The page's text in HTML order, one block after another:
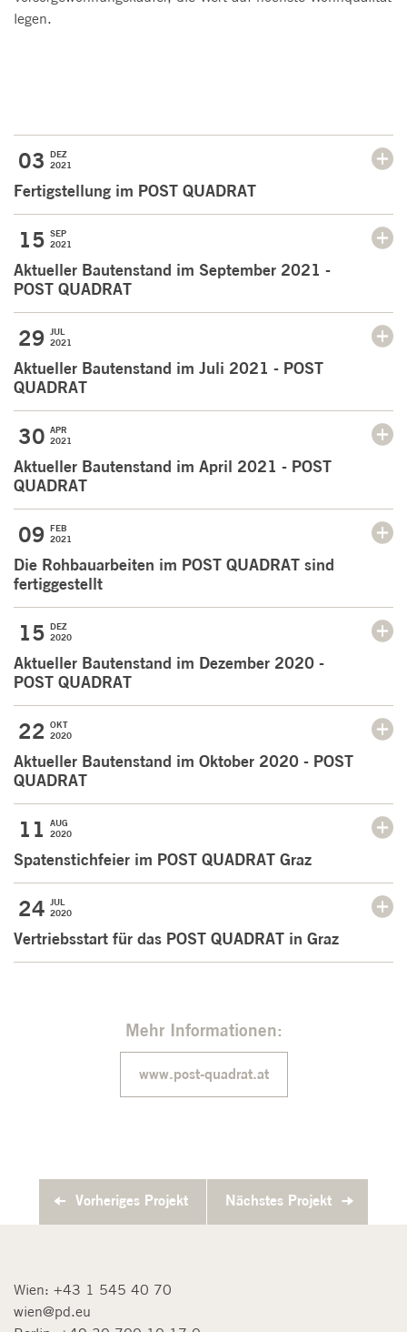
legen.
03 DEZ
2021
Fertigstellung im POST QUADRAT
15 SEP
2021
Aktueller Bautenstand im September 2021 -
POST QUADRAT
29 JUL
2021
Aktueller Bautenstand im Juli 2021 - POST
QUADRAT
30 APR
2021
Aktueller Bautenstand im April 2021 - POST
QUADRAT
09 FEB
2021
Die Rohbauarbeiten im POST QUADRAT sind
fertiggestellt
15 DEZ
2020
Aktueller Bautenstand im Dezember 2020 -
POST QUADRAT
22 OKT
2020
Aktueller Bautenstand im Oktober 2020 - POST
QUADRAT
11
AUG
2020
Spatenstichfeier im POST QUADRAT Graz
24 JUL
2020
Vertriebsstart für das POST QUADRAT in Graz
Mehr Informationen:
www.post-quadrat.at
Vorheriges Projekt Nächstes Projekt
Wien: +43 1 545 40 70
wien@pd.eu